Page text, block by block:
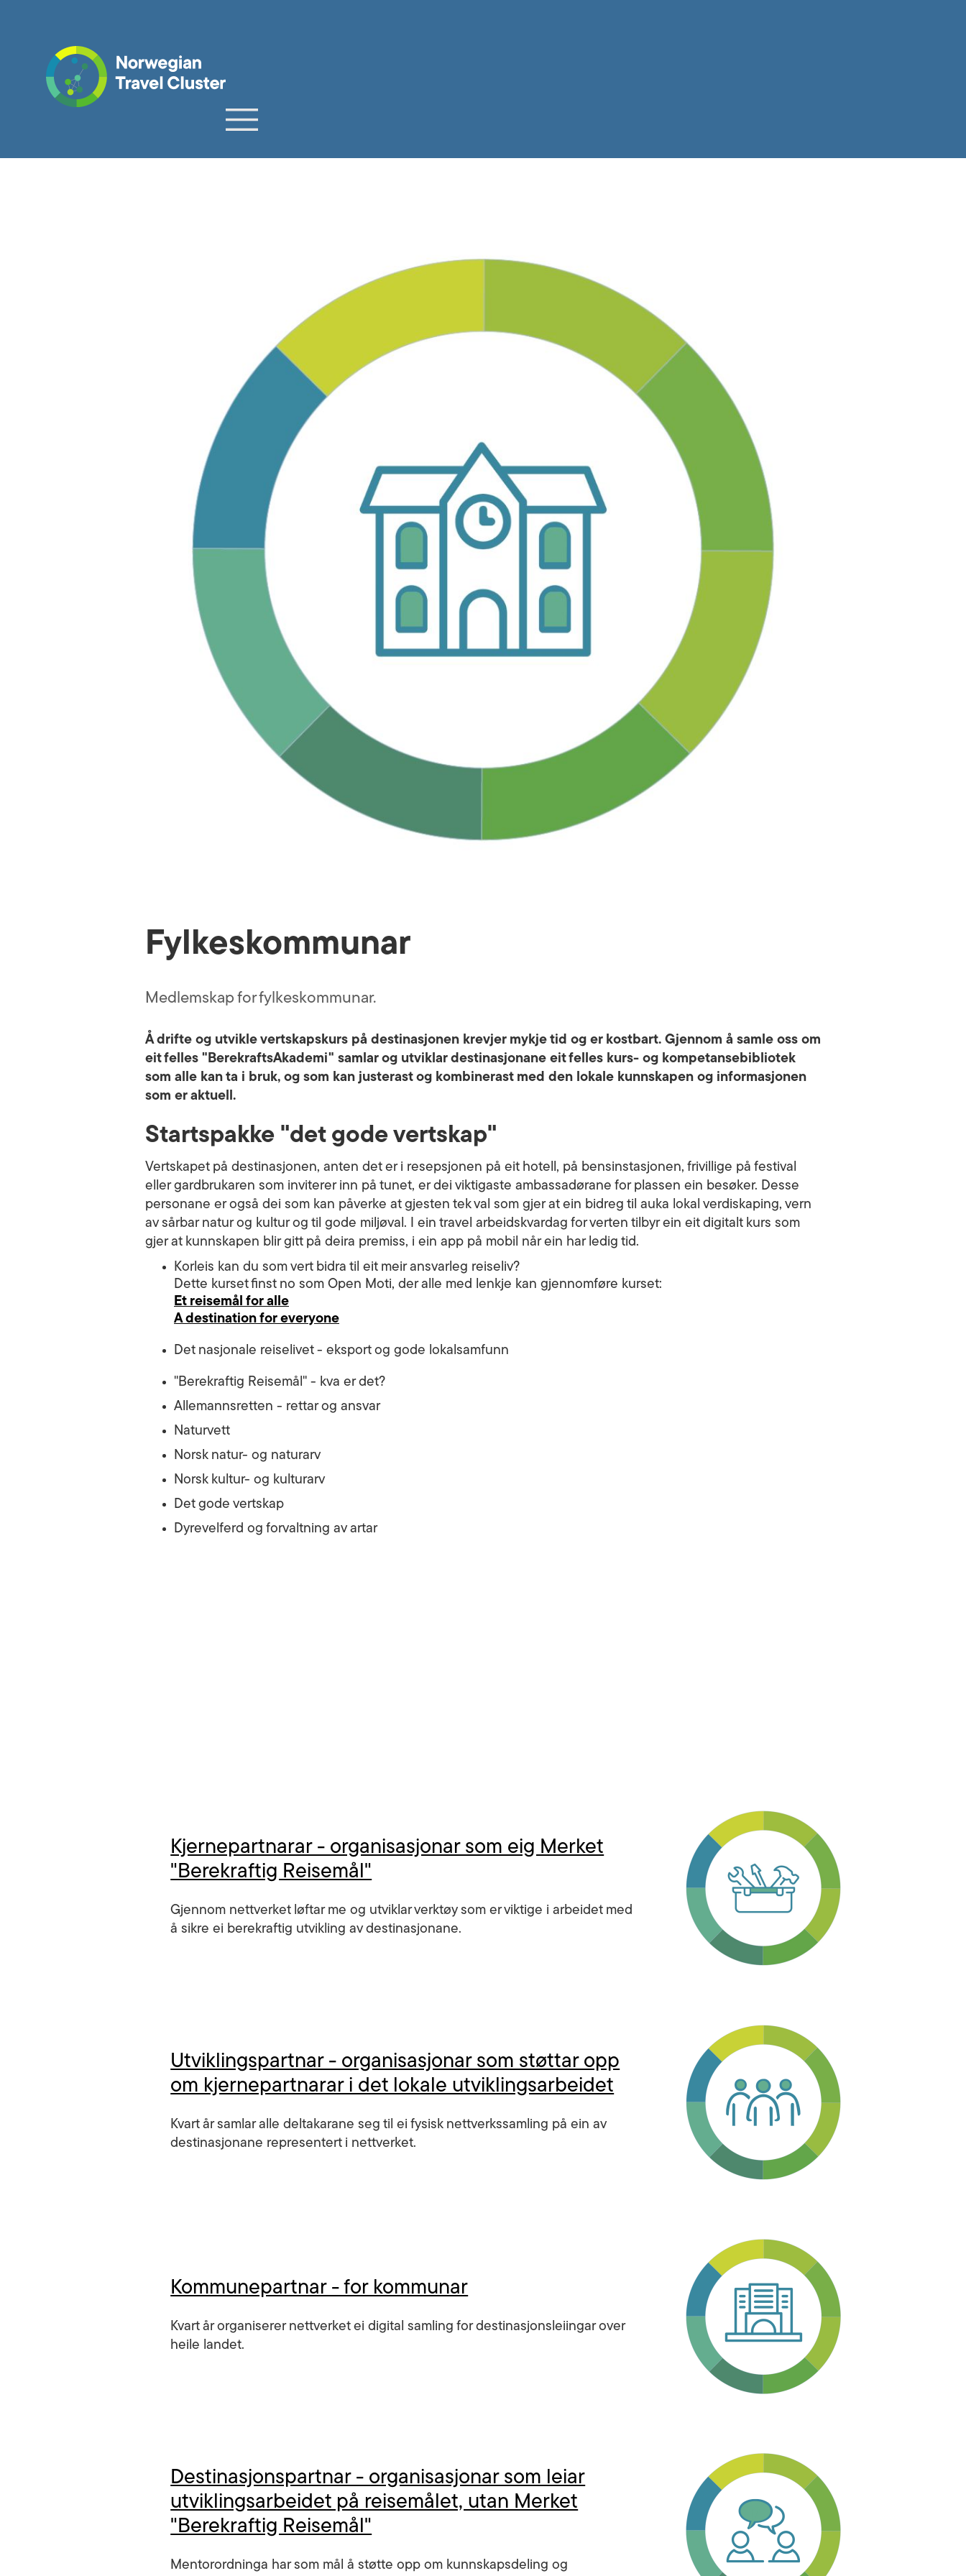
Fylkeskommunar
Medlemskap for fylkeskommunar.
Å drifte og utvikle vertskapskurs på destinasjonen krevjer mykje tid og er kostbart. Gjennom å samle oss om
eit felles "BerekraftsAkademi" samlar og utviklar destinasjonane eit felles kurs- og kompetansebibliotek
som alle kan ta i bruk, og som kan justerast og kombinerast med den lokale kunnskapen og informasjonen
som er aktuell.
Startspakke "det gode vertskap"
Vertskapet på destinasjonen, anten det er i resepsjonen på eit hotell, på bensinstasjonen, frivillige på festival
eller gardbrukaren som inviterer inn på tunet, er dei viktigaste ambassadørane for plassen ein besøker. Desse
personane er også dei som kan påverke at gjesten tek val som gjer at ein bidreg til auka lokal verdiskaping, vern
av sårbar natur og kultur og til gode miljøval. I ein travel arbeidskvardag for verten tilbyr ein eit digitalt kurs som
gjer at kunnskapen blir gitt på deira premiss, i ein app på mobil når ein har ledig tid.
Korleis kan du som vert bidra til eit meir ansvarleg reiseliv?
Dette kurset finst no som Open Moti, der alle med lenkje kan gjennomføre kurset:
Et reisemål for alle
A destination for everyone
Det nasjonale reiselivet - eksport og gode lokalsamfunn
"Berekraftig Reisemål" - kva er det?
Allemannsretten - rettar og ansvar
Naturvett
Norsk natur- og naturarv
Norsk kultur- og kulturarv
Det gode vertskap
Dyrevelferd og forvaltning av artar
Kjernepartnarar - organisasjonar som eig Merket
"Berekraftig Reisemål"
Gjennom nettverket løftar me og utviklar verktøy som er viktige i arbeidet med
å sikre ei berekraftig utvikling av destinasjonane.
Utviklingspartnar - organisasjonar som støttar opp
om kjernepartnarar i det lokale utviklingsarbeidet
Kvart år samlar alle deltakarane seg til ei fysisk nettverkssamling på ein av
destinasjonane representert i nettverket.
Kommunepartnar - for kommunar
Kvart år organiserer nettverket ei digital samling for destinasjonsleiingar over
heile landet.
Destinasjonspartnar - organisasjonar som leiar
utviklingsarbeidet på reisemålet, utan Merket
"Berekraftig Reisemål"
Mentorordninga har som mål å støtte opp om kunnskapsdeling og